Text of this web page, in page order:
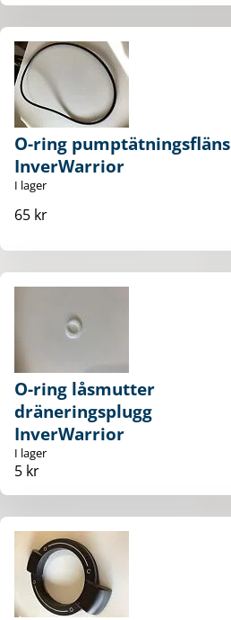
O-ring pumptätningsfläns
InverWarrior
I lager
65 kr
O-ring låsmutter
dräneringsplugg
InverWarrior
I lager
5 kr